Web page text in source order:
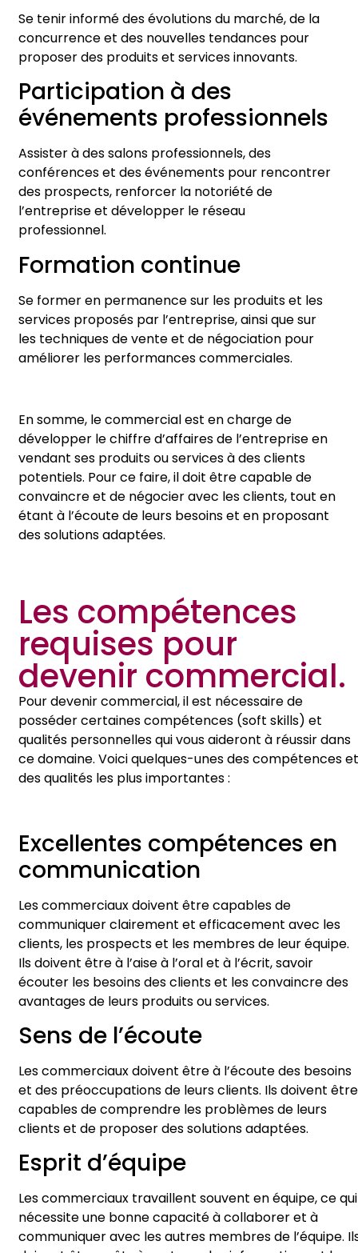
Se tenir informé des évolutions du marché, de la
concurrence et des nouvelles tendances pour
proposer des produits et services innovants.
Participation à des
événements professionnels
Assister à des salons professionnels, des
conférences et des événements pour rencontrer
des prospects, renforcer la notoriété de
l’entreprise et développer le réseau
professionnel.
Formation continue
Se former en permanence sur les produits et les
services proposés par l’entreprise, ainsi que sur
les techniques de vente et de négociation pour
améliorer les performances commerciales.
En somme, le commercial est en charge de
développer le chiffre d’affaires de l’entreprise en
vendant ses produits ou services à des clients
potentiels. Pour ce faire, il doit être capable de
convaincre et de négocier avec les clients, tout en
étant à l’écoute de leurs besoins et en proposant
des solutions adaptées.
Les compétences
requises pour
devenir commercial.
Pour devenir commercial, il est nécessaire de
posséder certaines compétences (soft skills) et
qualités personnelles qui vous aideront à réussir dans
ce domaine. Voici quelques-unes des compétences et
des qualités les plus importantes :
Excellentes compétences en
communication
Les commerciaux doivent être capables de
communiquer clairement et efficacement avec les
clients, les prospects et les membres de leur équipe.
Ils doivent être à l’aise à l’oral et à l’écrit, savoir
écouter les besoins des clients et les convaincre des
avantages de leurs produits ou services.
Sens de l’écoute
Les commerciaux doivent être à l’écoute des besoins
et des préoccupations de leurs clients. Ils doivent être
capables de comprendre les problèmes de leurs
clients et de proposer des solutions adaptées.
Esprit d’équipe
Les commerciaux travaillent souvent en équipe, ce qui
nécessite une bonne capacité à collaborer et à
communiquer avec les autres membres de l’équipe.